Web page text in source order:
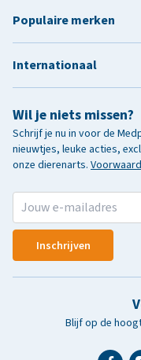
Wil je niets missen?
Schrijf je nu in voor de
nieuwtjes, leuke acties,
onze dierenarts.
Inschrijven
Blijf op de
Populaire merken
Internationaal